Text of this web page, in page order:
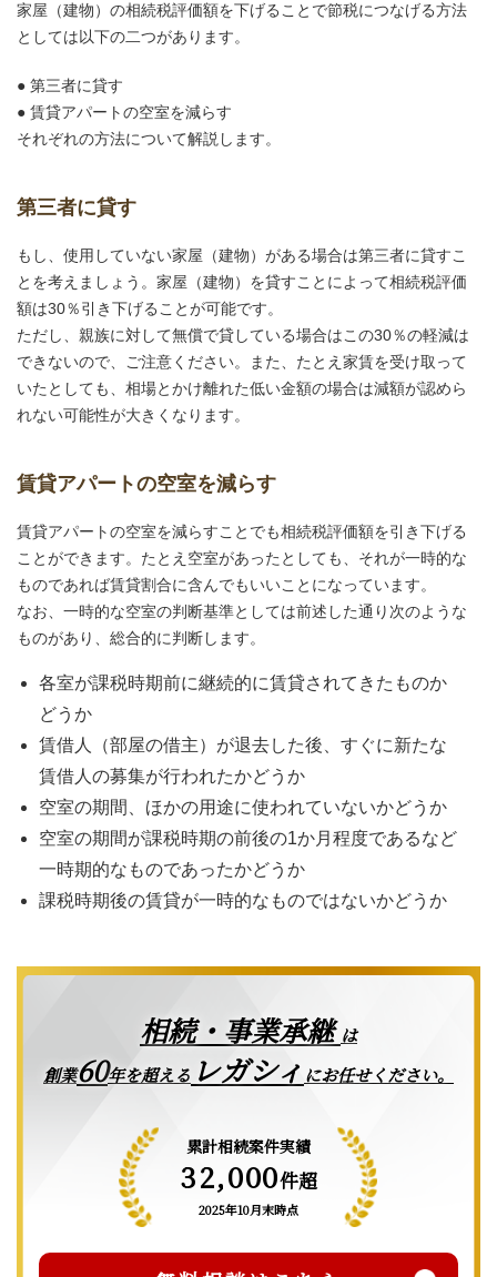
家屋（建物）の相続税評価額を下げることで節税につなげる方法
としては以下の二つがあります。
● 第三者に貸す
● 賃貸アパートの空室を減らす
それぞれの方法について解説します。
第三者に貸す
もし、使用していない家屋（建物）がある場合は第三者に貸すこ
とを考えましょう。家屋（建物）を貸すことによって相続税評価
額は30％引き下げることが可能です。
ただし、親族に対して無償で貸している場合はこの30％の軽減は
できないので、ご注意ください。また、たとえ家賃を受け取って
いたとしても、相場とかけ離れた低い金額の場合は減額が認めら
れない可能性が大きくなります。
賃貸アパートの空室を減らす
賃貸アパートの空室を減らすことでも相続税評価額を引き下げる
ことができます。たとえ空室があったとしても、それが一時的な
ものであれば賃貸割合に含んでもいいことになっています。
なお、一時的な空室の判断基準としては前述した通り次のような
ものがあり、総合的に判断します。
各室が課税時期前に継続的に賃貸されてきたものか
どうか
賃借人（部屋の借主）が退去した後、すぐに新たな
賃借人の募集が行われたかどうか
空室の期間、ほかの用途に使われていないかどうか
空室の期間が課税時期の前後の1か月程度であるなど
一時期的なものであったかどうか
課税時期後の賃貸が一時的なものではないかどうか
相続・事業承継は
創業60年を超える レガシィ にお任せください。
累計相続案件実績
32,000件超
2025年10月末時点